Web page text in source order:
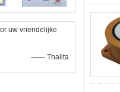
uw vriendelijke
—— Thalita